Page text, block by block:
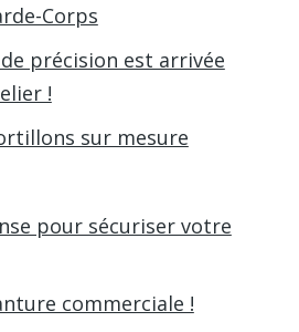
Corps
précision est arrivée
!
sur mesure
pour sécuriser votre
commerciale !